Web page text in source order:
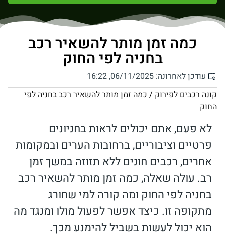
כמה זמן מותר להשאיר רכב
בחניה לפי החוק
עודכן לאחרונה: 06/11/2025, 16:22
קונה רכבים לפירוק / כמה זמן מותר להשאיר רכב בחניה לפי
החוק
לא פעם, אתם יכולים לראות בחניונים
פרטיים וציבוריים, ברחובות הערים ובמקומות
אחרים, רכבים חונים ללא תזוזה במשך זמן
רב. עולה שאלה, כמה זמן מותר להשאיר רכב
בחניה לפי החוק ומה קורה למי שחורג
מתקופה זו. כיצד אפשר לפעול מולו ומנגד מה
הוא יכול לעשות בשביל להימנע מכך.